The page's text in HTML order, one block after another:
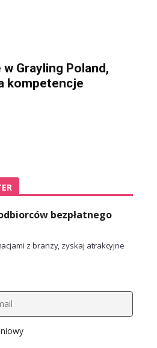
Grayling Poland,
kompetencje
bezpłatnego
z branży, zyskaj atrakcyjne